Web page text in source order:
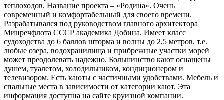
теплоходов. Название проекта – «Родина». Очень
современный и комфортабельный для своего времени.
Разрабатывался под руководством главного архитектора
Минречфлота СССР академика Добина. Имеет класс
судоходства до 6 баллов шторма и волны до 2,5 метров, т.е.
любые озера, водохранилища и прибрежные участки морей
может преодолевать надежно. Большинство кают оснащены
душем, туалетом, холодильником, кондиционером и
телевизором. Есть каюты с частичными удобствами. Мебель и
спальные места в зависимости от категории кают. Эта
информация доступна на сайте круизной компании.